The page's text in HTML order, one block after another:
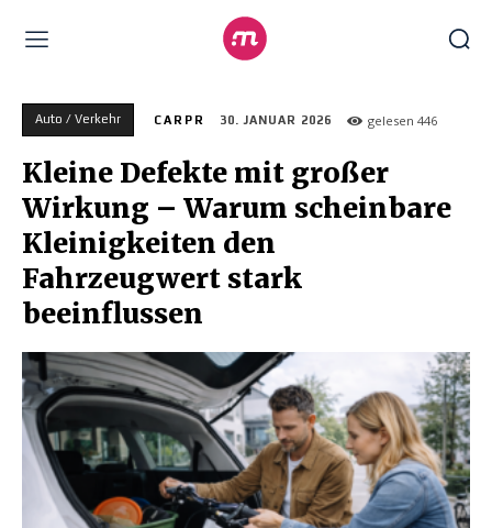
Auto / Verkehr CARPR 30. JANUAR 2026 gelesen 446
Kleine Defekte mit großer
Wirkung – Warum scheinbare
Kleinigkeiten den
Fahrzeugwert stark
beeinflussen